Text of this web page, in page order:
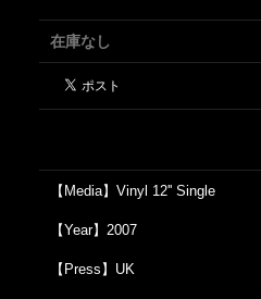
在庫なし
【Media】Vinyl 12'' Single
【Year】2007
【Press】UK